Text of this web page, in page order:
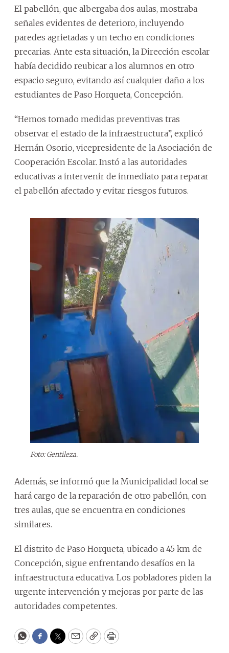
El pabellón, que albergaba dos aulas, mostraba
señales evidentes de deterioro, incluyendo
paredes agrietadas y un techo en condiciones
precarias. Ante esta situación, la Dirección escolar
había decidido reubicar a los alumnos en otro
espacio seguro, evitando así cualquier daño a los
estudiantes de Paso Horqueta, Concepción.
“Hemos tomado medidas preventivas tras
observar el estado de la infraestructura”, explicó
Hernán Osorio, vicepresidente de la Asociación de
Cooperación Escolar. Instó a las autoridades
educativas a intervenir de inmediato para reparar
el pabellón afectado y evitar riesgos futuros.
Foto: Gentileza.
Además, se informó que la Municipalidad local se
hará cargo de la reparación de otro pabellón, con
tres aulas, que se encuentra en condiciones
similares.
El distrito de Paso Horqueta, ubicado a 45 km de
Concepción, sigue enfrentando desafíos en la
infraestructura educativa. Los pobladores piden la
urgente intervención y mejoras por parte de las
autoridades competentes.
WhatsApp
Facebook
Twitter
EmailCopyPrint